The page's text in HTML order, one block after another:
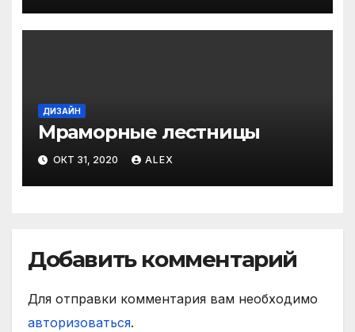
ДИЗАЙН
Мраморные лестницы
ОКТ 31, 2020 ALEX
Добавить комментарий
Для отправки комментария вам необходимо
авторизоваться.